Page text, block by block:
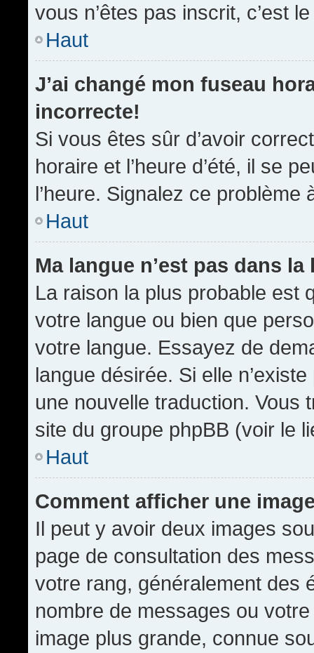
vous n’êtes pas inscrit, c’est
Haut
J’ai changé mon fuseau
incorrecte!
Si vous êtes sûr d’avoir
horaire et l’heure d’été, il se
l’heure. Signalez ce problème
Haut
Ma langue n’est pas dans la
La raison la plus probable est
votre langue ou bien que
votre langue. Essayez de
langue désirée. Si elle
une nouvelle traduction. Vous
site du groupe phpBB (voir le
Haut
Comment afficher une
Il peut y avoir deux images
page de consultation des
votre rang, généralement des
nombre de messages ou
image plus grande, connue